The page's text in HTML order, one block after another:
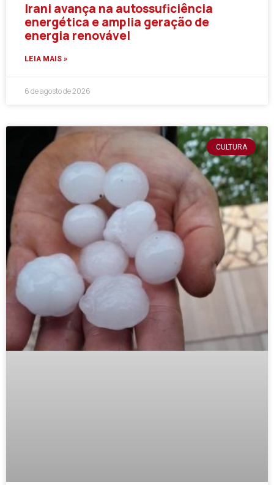
Irani avança na autossuficiência
energética e amplia geração de
energia renovável
LEIA MAIS »
6 de agosto de 2026
CULTURA